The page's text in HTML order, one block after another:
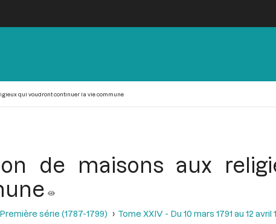
qui voudront continuer la vie commune
de maisons aux
Première série (1787-1799) Tome XXIV - Du 10 mars 1791 au 12 avril